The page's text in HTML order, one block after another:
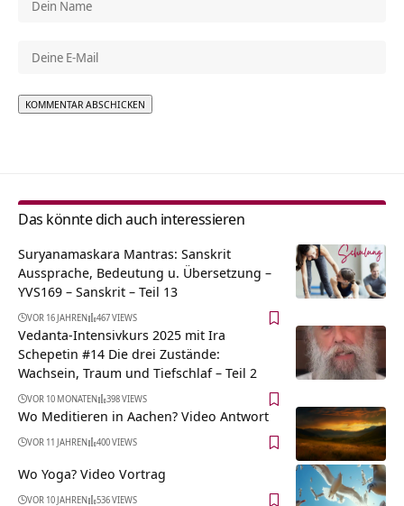
Das könnte dich auch interessieren
Suryanamaskara Mantras: Sanskrit
Aussprache, Bedeutung u. Übersetzung –
YVS169 – Sanskrit – Teil 13
VOR 16 JAHREN 467 VIEWS
Vedanta-Intensivkurs 2025 mit Ira
Schepetin #14 Die drei Zustände:
Wachsein, Traum und Tiefschlaf – Teil 2
VOR 10 MONATEN 398 VIEWS
Wo Meditieren in Aachen? Video Antwort
VOR 11 JAHREN 400 VIEWS
Wo Yoga? Video Vortrag
VOR 10 JAHREN 536 VIEWS